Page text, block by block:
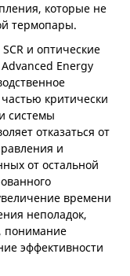
которые не
термопары.
и оптические
Energy
критически
системы
отказаться от
и
от остальной
времени
неполадок,
понимание
эффективности